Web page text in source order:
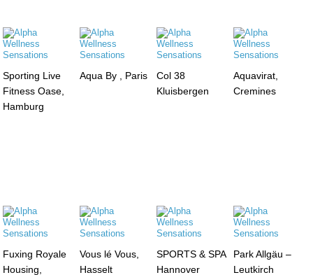
Sporting Live
Fitness Oase,
Hamburg
Aqua By , Paris
Col 38
Kluisbergen
Aquavirat,
Cremines
Fuxing Royale
Housing,
Vous lé Vous,
Hasselt
SPORTS & SPA
Hannover
Park Allgäu –
Leutkirch